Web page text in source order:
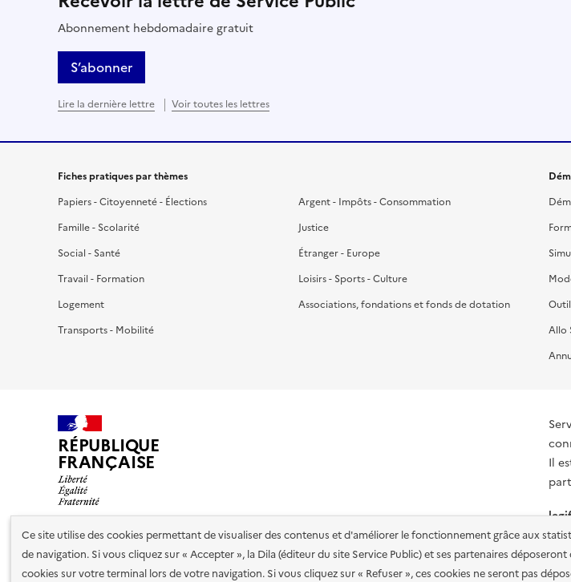
Ce site utilise des cookies permettant de visualiser des contenus et d'améliorer le fonctionnement grâce aux
de navigation. Si vous cliquez sur « Accepter », la Dila (éditeur du site Service Public) et ses partenaires déposeront
cookies sur votre terminal lors de votre navigation. Si vous cliquez sur « Refuser », ces cookies ne seront pas
Abonnement hebdomadaire gratuit
S’abonner
Lire la dernière lettre Voir toutes les lettres
Fiches pratiques par thèmes
Papiers - Citoyenneté - Élections
Famille - Scolarité
Social - Santé
Travail - Formation
Logement
Transports - Mobilité
Argent - Impôts - Consommation
Justice
Étranger - Europe
Loisirs - Sports - Culture
Associations, fondations et fonds de dotation
Allo
RÉPUBLIQUE
FRANÇAISE
Il
Nos partenaires